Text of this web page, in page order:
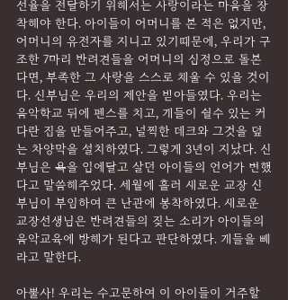
선율을 전달하기 위해서는 사랑이라는 마음을 장
착해야 한다. 아이들이 어머니를 본 적은 없지만,
어머니의 유전자를 지니고 있기때문에, 우리가 구
조한 7마리 반려견들을 어머니의 심정으로 돌본
다면, 부족한 그 사랑을 스스로 채울 수 있을 것이
다. 신부님은 우리의 제안을 받아들였다. 우리는
음악학교 뒤에 펜스를 치고, 개들이 쉴수 있는 커
다란 집을 만들어주고, 널찍한 데크와 그것을 덮
는 차양막을 설치하였다. 그렇게 3년이 지났다. 신
부님은 욕을 입에달고 살던 아이들의 언어가 변했
다고 말씀해주었다. 세월에 흘러 새로운 교장 신
부님이 부임하여 큰 난관에 봉착하였다. 새로운
교장선생님은 반려견들의 짖는 소리가 아이들의
음악교육에 방해가 된다고 판단하였다. 개들을 빼
라고 말한다.
아뿔사! 우리는 수고문하여 이 아이들이 거주할